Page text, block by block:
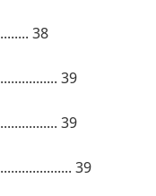
38
39
39
39